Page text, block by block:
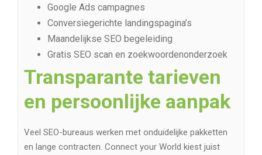
Google Ads campagnes
Conversiegerichte landingspagina’s
Maandelijkse SEO begeleiding
Gratis SEO scan en zoekwoordenonderzoek
Transparante tarieven
en persoonlijke aanpak
Veel SEO-bureaus werken met onduidelijke pakketten
en lange contracten. Connect your World kiest juist